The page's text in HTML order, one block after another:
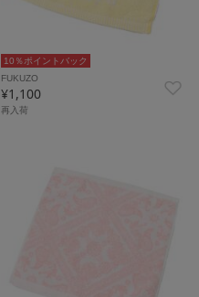
10％ポイントバック
FUKUZO
¥1,100
再入荷